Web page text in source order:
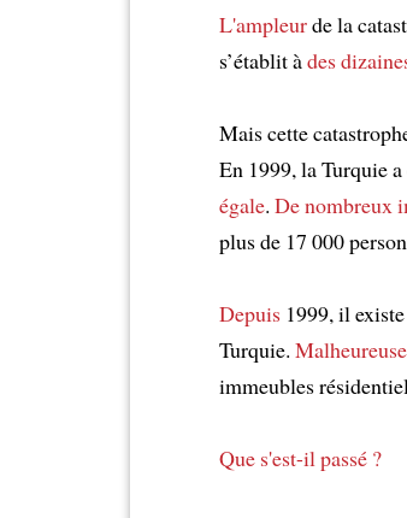
L'ampleurde la
s’établit àdes
Mais cette
En 1999, la Turquie
égale. De nombreux
plus de 17 000
Depuis 1999, il
Turquie.
immeubles
Que s'est-il passé ?